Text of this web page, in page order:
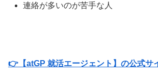
連絡が多いのが苦手な人
👉【atGP 就活エージェント】の公式サ